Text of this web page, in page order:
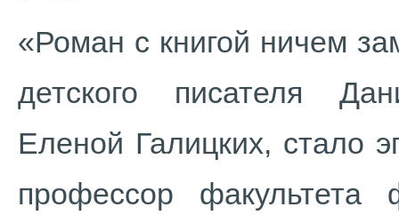
«Роман с книгой ничем
детского писателя
Еленой Галицких, стало
профессор факультета